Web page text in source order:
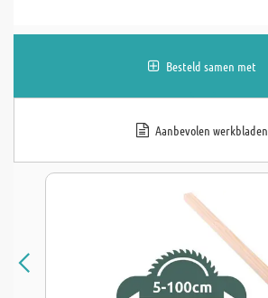
Besteld samen met
Aanbevolen werkbladen